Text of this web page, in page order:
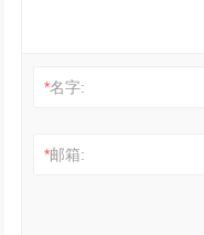
*名字:
*邮箱: